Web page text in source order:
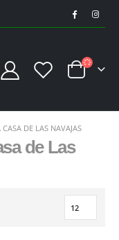
CASA DE LAS NAVAJAS
de Las